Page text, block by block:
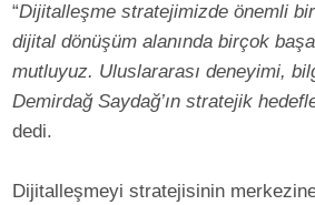
“Dijitalleşme stratejimizde önemli
dijital dönüşüm alanında birçok
mutluyuz. Uluslararası deneyimi,
Demirdağ Saydağ’ın stratejik
dedi.
Dijitalleşmeyi stratejisinin